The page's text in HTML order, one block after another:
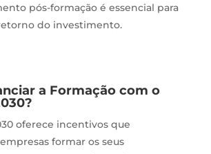
pós-formação é essencial para
do investimento.
a Formação com o
oferece incentivos que
formar os seus